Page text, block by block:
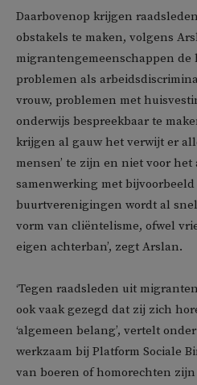
Daarbovenop krijgen
obstakels te maken, volgens
migrantengemeenschappen de
problemen als
vrouw, problemen met
onderwijs bespreekbaar te
krijgen al gauw het verwijt er
mensen’ te zijn en niet voor
samenwerking met
buurtverenigingen wordt al
vorm van cliëntelisme, ofwel
eigen achterban’, zegt Arslan.
‘Tegen raadsleden uit
ook vaak gezegd dat zij zich
‘algemeen belang’, vertelt
werkzaam bij Platform Sociale
van boeren of homorechten